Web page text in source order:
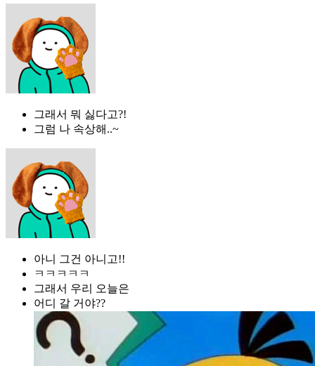
그래서 뭐 싫다고?!
그럼 나 속상해..~
아니 그건 아니고!!
ㅋㅋㅋㅋㅋ
그래서 우리 오늘은
어디 갈 거야??